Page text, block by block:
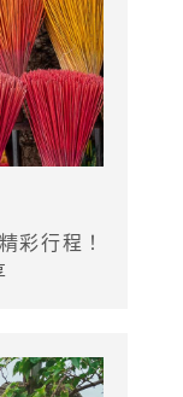
彩行程！